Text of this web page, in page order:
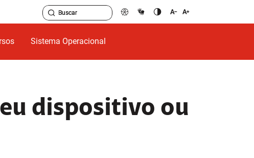
Sistema Operacional
dispositivo ou